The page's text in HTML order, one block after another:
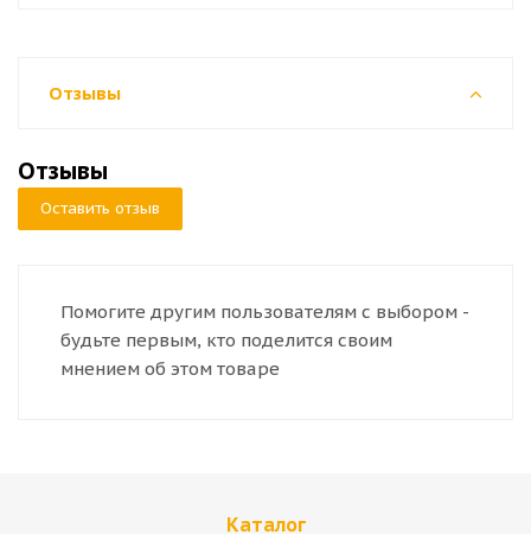
Отзывы
Отзывы
Оставить отзыв
Помогите другим пользователям с выбором -
будьте первым, кто поделится своим
мнением об этом товаре
Каталог